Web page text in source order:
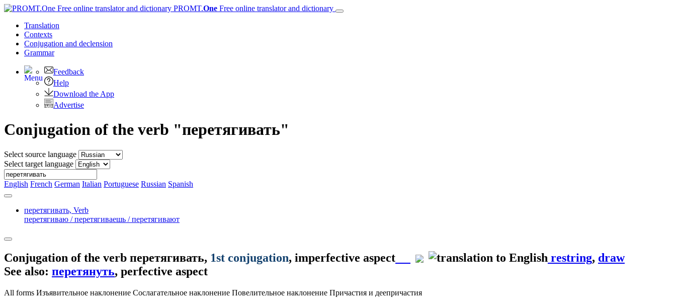
PROMT.One Free online translator and dictionary
Translation
Contexts
Conjugation and declension
Grammar
Feedback
Help
Download the App
Advertise
Conjugation of the verb "перетягивать"
Select source language
Select target language
English French German Italian Portuguese Russian Spanish
перетягивать, Verb
перетягиваю / перетягиваешь / перетягивают
Conjugation of the verb перетягивать, 1st conjugation, imperfective aspect restring, draw
See also: перетянуть, perfective aspect
All forms Изъявительное наклонение Сослагательное наклонение Повелительное наклонение Причастия и деепричастия